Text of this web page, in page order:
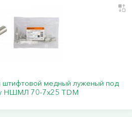
штифтовой медный луженый под
НШМЛ 70-7x25 TDM